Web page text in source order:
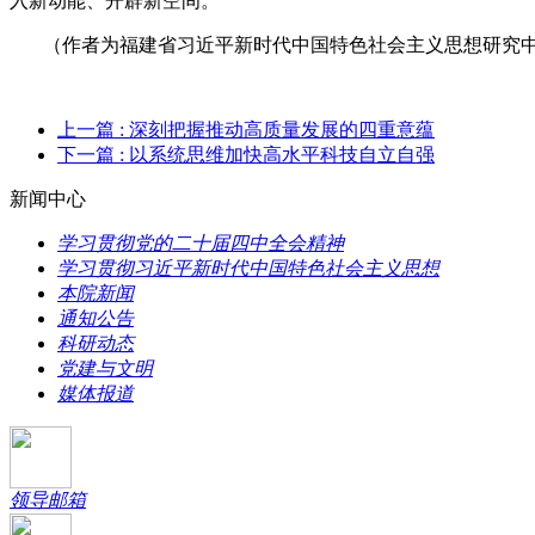
（作者为福建省习近平新时代中国特色社会主义思想研究
上一篇 : 深刻把握推动高质量发展的四重意蕴
下一篇 : 以系统思维加快高水平科技自立自强
新闻中心
学习贯彻党的二十届四中全会精神
学习贯彻习近平新时代中国特色社会主义思想
本院新闻
通知公告
科研动态
党建与文明
媒体报道
领导邮箱